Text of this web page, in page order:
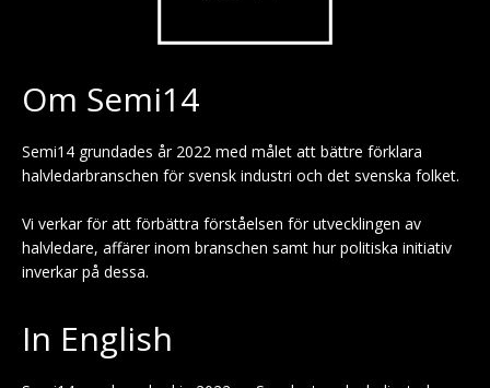
Om Semi14
Semi14 grundades år 2022 med målet att bättre förklara
halvledarbranschen för svensk industri och det svenska folket.
Vi verkar för att förbättra förståelsen för utvecklingen av
halvledare, affärer inom branschen samt hur politiska initiativ
inverkar på dessa.
In English